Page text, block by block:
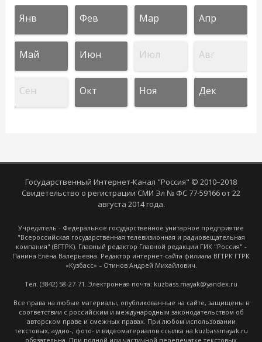
Янв Фев Мар Апр
Май Июн Июл Авг
Сен Окт Ноя Дек
Государственный Интернет-Канал "Россия" © 2010–2018
Свидетельство о регистрации СМИ Эл № ФС 77-59166 от 22
августа 2014 года.
Учредитель - Федеральное государственное унитарное предприятие
"Всероссийская государственная телевизионная и радиовещательная
компания" (ВГТРК). Главный редактор Главной редакции ГИК "Россия" -
Панина Елена Валерьевна. Редактор интернет-сайта филиала ВГТРК ГТРК
«Кузбасс» – Отинов Андрей Михайлович.
Тел. (3842) 58-27-71. Электронная почта: kuzbass.mayak@yandex.ru
Все права на любые материалы, опубликованные на сайте, защищены в
соответствии с российским и международным законодательством об
авторском праве и смежных правах. При любом использовании
текстовых, аудио-, фото- и видеоматериалов ссылка на kuzbassmayak.ru
обязательна. При полной или частичной перепечатке текстовых